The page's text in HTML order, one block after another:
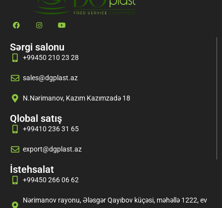
Sərgi salonu
+99450 210 23 28
sales@dgplast.az
N.Nərimanov, Kazım Kazımzadə 18
Qlobal satış
+99410 236 31 65
export@dgplast.az
İstehsalat
+99450 266 06 62
Nərimanov rayonu, Ələsgər Qayıbov küçəsi, məhəllə 1222, ev